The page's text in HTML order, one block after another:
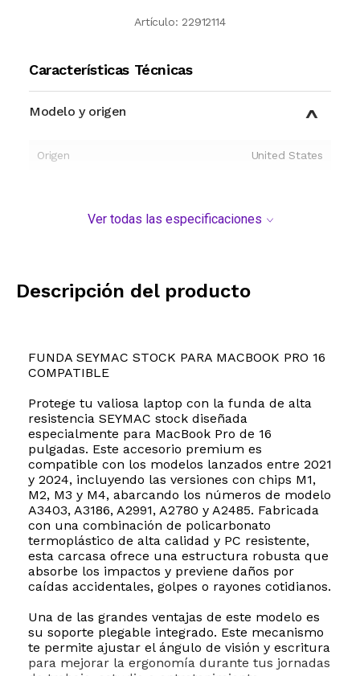
Artículo: 22912114
Características Técnicas
Modelo y origen
Origen United States
Ver todas las especificaciones
Descripción del producto
FUNDA SEYMAC STOCK PARA MACBOOK PRO 16
COMPATIBLE
Protege tu valiosa laptop con la funda de alta
resistencia SEYMAC stock diseñada
especialmente para MacBook Pro de 16
pulgadas. Este accesorio premium es
compatible con los modelos lanzados entre 2021
y 2024, incluyendo las versiones con chips M1,
M2, M3 y M4, abarcando los números de modelo
A3403, A3186, A2991, A2780 y A2485. Fabricada
con una combinación de policarbonato
termoplástico de alta calidad y PC resistente,
esta carcasa ofrece una estructura robusta que
absorbe los impactos y previene daños por
caídas accidentales, golpes o rayones cotidianos.
Una de las grandes ventajas de este modelo es
su soporte plegable integrado. Este mecanismo
te permite ajustar el ángulo de visión y escritura
para mejorar la ergonomía durante tus jornadas